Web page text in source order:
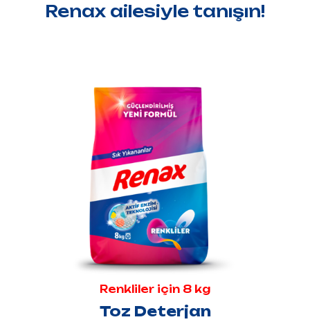
Renax ailesiyle tanışın!
Renkliler için 8 kg
Toz Deterjan